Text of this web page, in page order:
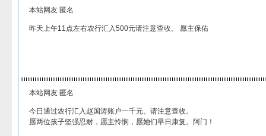
本站网友 匿名
昨天上午11点左右农行汇入500元请注意查收。 愿主保佑
本站网友 匿名
今日通过农行汇入赵国涛账户一千元。请注意查收。
愿两位孩子坚强忍耐，愿主怜悯，愿她们早日康复。阿门！